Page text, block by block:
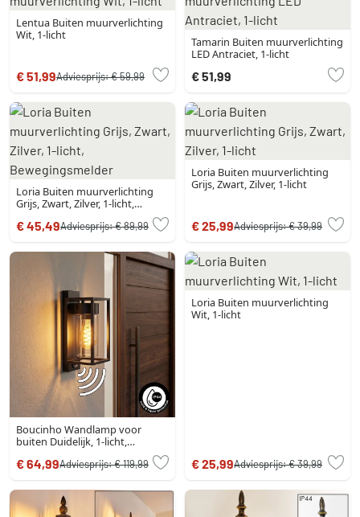
Lentua Buiten muurverlichting
Wit, 1-licht
€ 51,99Adviesprijs:€ 59,99
Tamarin Buiten muurverlichting
LED Antraciet, 1-licht
€ 51,99
Loria Buiten muurverlichting
Grijs, Zwart, Zilver, 1-licht,
€ 45,49Adviesprijs:€ 89,99
Loria Buiten muurverlichting
Grijs, Zwart, Zilver, 1-licht
€ 25,99Adviesprijs:€ 39,99
Boucinho Wandlamp voor
buiten Duidelijk, 1-licht,
€ 64,99Adviesprijs:€ 119,99
Loria Buiten muurverlichting
Wit, 1-licht
€ 25,99Adviesprijs:€ 39,99